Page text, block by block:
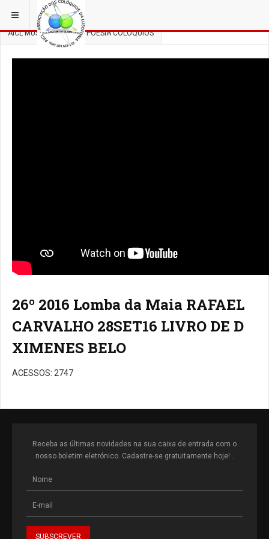
ESTÁ EM... 3 COLÓQUIOS
AICL MÚSICA, DANÇA E POESIA COLÓQUIOS
26º 2016 Lomba da Maia RAFAEL
CARVALHO 28SET16 LIVRO DE D
XIMENES BELO
ACESSOS: 2747
Receba as últimas novidades na sua caixa de entrada com o
nosso boletim eletrónico. Cadastre-se gratuitamente hoje! .